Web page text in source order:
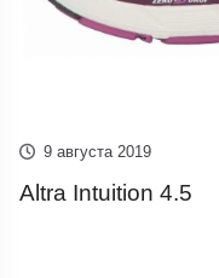
9 августа 2019
Altra Intuition 4.5